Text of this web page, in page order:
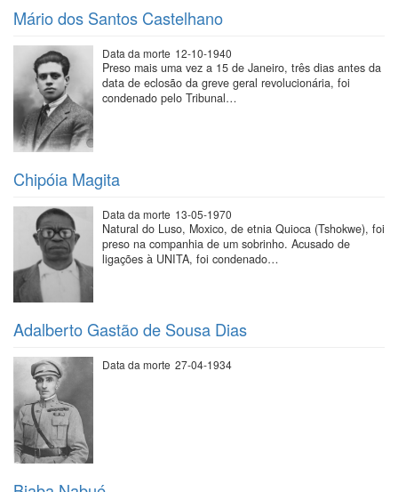
Mário dos Santos Castelhano
Data da morte 12-10-1940
Preso mais uma vez a 15 de Janeiro, três dias antes da
data de eclosão da greve geral revolucionária, foi
condenado pelo Tribunal…
Chipóia Magita
Data da morte 13-05-1970
Natural do Luso, Moxico, de etnia Quioca (Tshokwe), foi
preso na companhia de um sobrinho. Acusado de
ligações à UNITA, foi condenado…
Adalberto Gastão de Sousa Dias
Data da morte 27-04-1934